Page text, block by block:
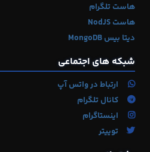
هاست تلگرام
هاست NodJS
دیتا بیس MongoDB
شبکه های اجتماعی
ارتباط در واتس آپ
کانال تلگرام
اینستاگرام
توییتر